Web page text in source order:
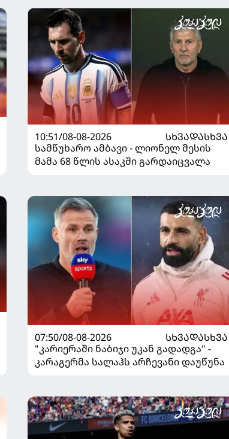
10:51/08-08-2026
ᲡᲮᲕᲐᲓᲐᲡᲮᲕᲐ
სამწუხარო ამბავი - ლიონელ მესის
მამა 68 წლის ასაკში გარდაიცვალა
07:50/08-08-2026
ᲡᲮᲕᲐᲓᲐᲡᲮᲕᲐ
"კარიერაში ნაბიჯი უკან გადადგა" -
კარაგერმა სალაჰს არჩევანი დაუწუნა